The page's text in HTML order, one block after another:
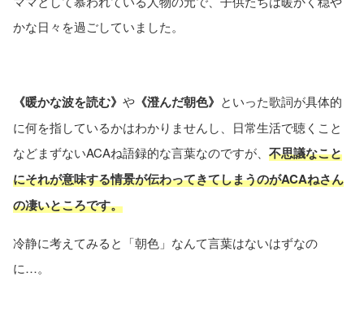
かな日々を過ごしていました。
《暖かな波を読む》 や 《澄んだ朝色》 といった歌詞が具体的
に何を指しているかはわかりませんし、日常生活で聴くこと
などまずないACAね語録的な言葉なのですが、 不思議なこと
にそれが意味する情景が伝わってきてしまうのがACAねさん
の凄いところです。
冷静に考えてみると「朝色」なんて言葉はないはずなの
に…。